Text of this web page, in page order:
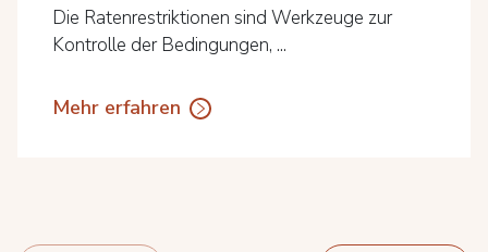
Die Ratenrestriktionen sind Werkzeuge zur
Kontrolle der Bedingungen, ...
Mehr erfahren